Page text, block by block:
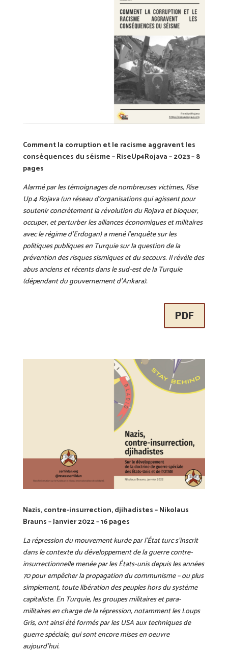
Comment la corruption et le racisme aggravent les
conséquences du séisme – RiseUp4Rojava – 2023 – 8
pages
Alarmé par les témoignages de nombreuses victimes, Rise
Up 4 Rojava (un réseau d’organisations qui agissent pour
soutenir concrètement la révolution du Rojava et bloquer,
occuper, et perturber les alliances économiques et militaires
avec le régime d’Erdogan) a mené l’enquête sur les
politiques publiques en Turquie sur la question de la
prévention des risques sismiques et du secours. Il révèle des
abus anciens et récents dans le sud-est de la Turquie
(dépendant du gouvernement d’Ankara).
PDF
Nazis, contre-insurrection, djihadistes – Nikolaus
Brauns – Janvier 2022 – 16 pages
La répression du mouvement kurde par l’État turc s’inscrit
dans le contexte du développement de la guerre contre-
insurrectionnelle menée par les États-unis depuis les années
70 pour empêcher la propagation du communisme – ou plus
simplement, toute libération des peuples hors du système
capitaliste. En Turquie, les groupes militaires et para-
militaires en charge de la répression, notamment les Loups
Gris, ont ainsi été formés par les USA aux techniques de
guerre spéciale, qui sont encore mises en oeuvre
aujourd’hui.